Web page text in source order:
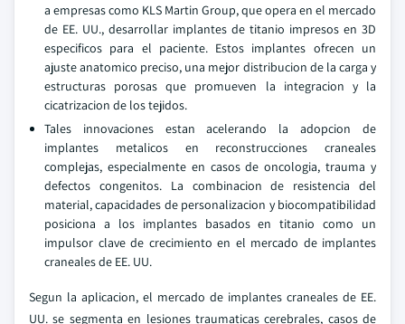
a empresas como KLS Martin Group, que opera en el mercado
de EE. UU., desarrollar implantes de titanio impresos en 3D
especificos para el paciente. Estos implantes ofrecen un
ajuste anatomico preciso, una mejor distribucion de la carga y
estructuras porosas que promueven la integracion y la
cicatrizacion de los tejidos.
Tales innovaciones estan acelerando la adopcion de
implantes metalicos en reconstrucciones craneales
complejas, especialmente en casos de oncologia, trauma y
defectos congenitos. La combinacion de resistencia del
material, capacidades de personalizacion y biocompatibilidad
posiciona a los implantes basados en titanio como un
impulsor clave de crecimiento en el mercado de implantes
craneales de EE. UU.
Segun la aplicacion, el mercado de implantes craneales de EE.
UU. se segmenta en lesiones traumaticas cerebrales, casos de